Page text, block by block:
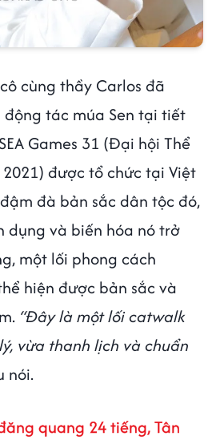
cùng thầy Carlos đã
tác múa Sen tại tiết
Games 31 (Đại hội Thể
được tổ chức tại Việt
đà bản sắc dân tộc đó,
dụng và biến hóa nó trở
một lối phong cách
hiện được bản sắc và
“Đây là một lối catwalk
vừa thanh lịch và chuẩn
nói.
quang 24 tiếng, Tân